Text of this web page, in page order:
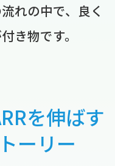
れの中で、 良く
き物です。
を伸ばす
ーリー